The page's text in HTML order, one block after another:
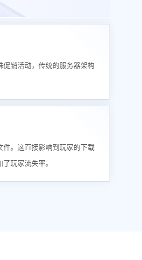
销活动，传统的服务器架构
。这直接影响到玩家的下载
玩家流失率。